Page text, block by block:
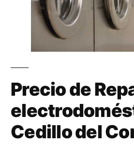
Precio de
Cedillo del